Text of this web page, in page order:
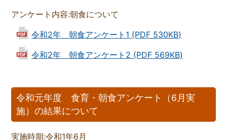
アンケート内容:朝食について
令和2年 朝食アンケート1 (PDF 530KB)
令和2年 朝食アンケート2 (PDF 569KB)
令和元年度 食育・朝食アンケート（6月実
施）の結果について
実施時期:令和1年6月